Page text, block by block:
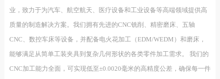
业，致力于为汽车、航空航天、医疗设备和工业设备等高端领域提供高
质量的制造解决方案。我们拥有先进的CNC铣削、精密磨床、五轴
CNC、数控车床等设备，并配备电火花加工（EDM/WEDM）和磨床，
能够满足从简单工装夹具到复杂几何形状的各类零件加工需求。 我们的
CNC加工能力全面，可实现低至±0.0020毫米的高精度公差，确保每一件